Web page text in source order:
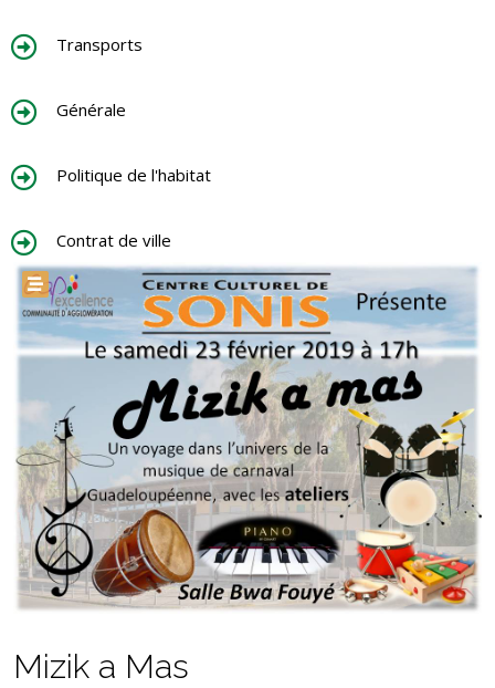
Transports
Générale
Politique de l'habitat
Contrat de ville
Mizik a Mas